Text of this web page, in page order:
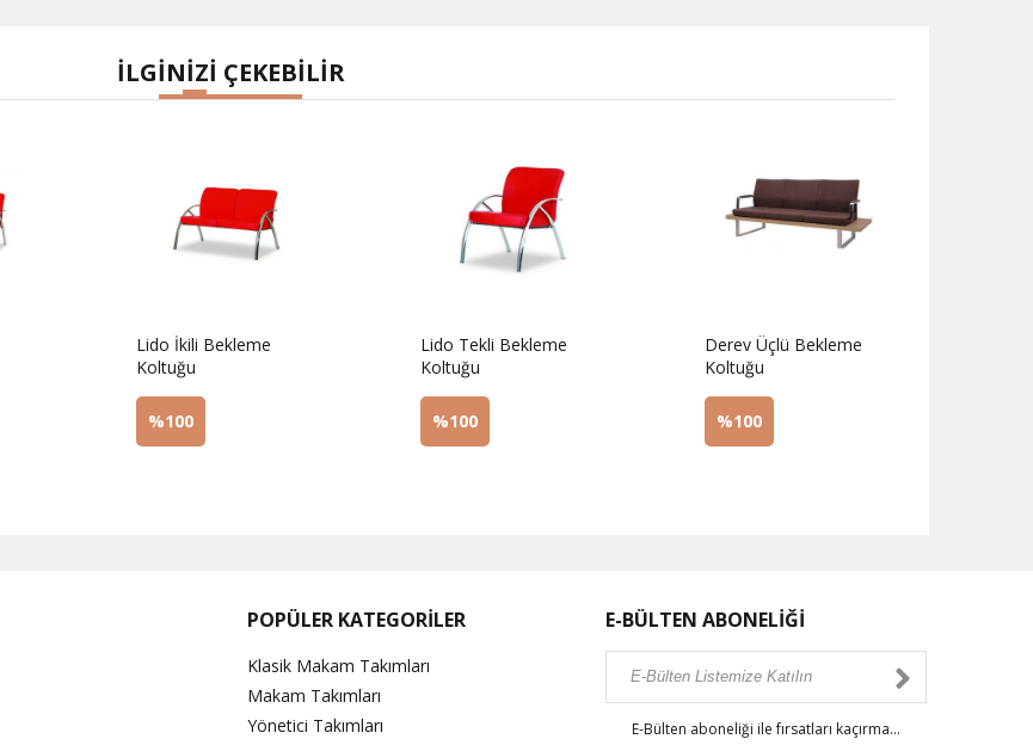
İLGİNİZİ ÇEKEBİLİR
Lido İkili Bekleme
Koltuğu
%100
Lido Tekli Bekleme
Koltuğu
%100
Derev Üçlü Bekleme
Koltuğu
%100
POPÜLER KATEGORİLER
Klasik Makam Takımları
Makam Takımları
Yönetici Takımları
E-BÜLTEN ABONELİĞİ
E-Bülten aboneliği ile fırsatları kaçırma...